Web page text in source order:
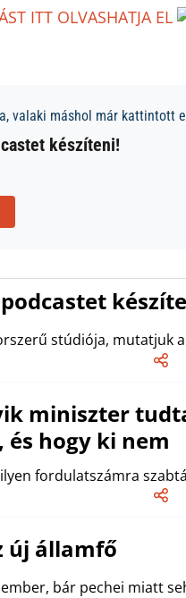
ITT OLVASHATJA EL
valaki máshol már kattintott
készíteni!
stúdiója, mutatjuk
miniszter
hogy ki nem
fordulatszámra
új államfő
bár pechei miatt